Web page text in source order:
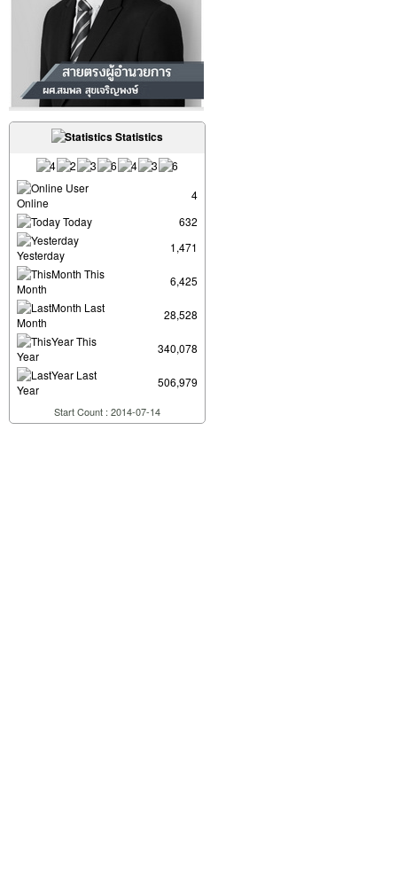
Statistics
User
Online
4
Today
632
Yesterday
1,471
This
Month
6,425
Last
Month
28,528
This
Year
340,078
Last
Year
506,979
Start Count : 2014-07-14